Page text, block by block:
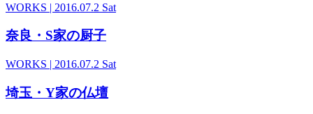
WORKS | 2016.07.2 Sat
奈良・S家の厨子
WORKS | 2016.07.2 Sat
埼玉・Y家の仏壇